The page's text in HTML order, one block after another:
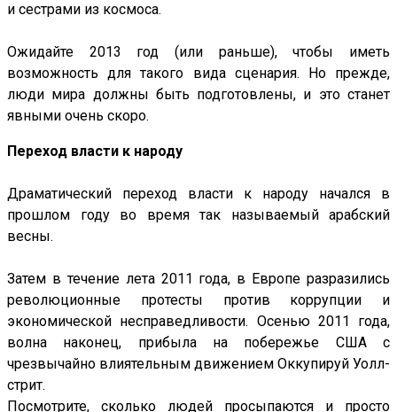
и сестрами из космоса.
Ожидайте 2013 год (или раньше), чтобы иметь
возможность для такого вида сценария. Но прежде,
люди мира должны быть подготовлены, и это станет
явными очень скоро.
Переход власти к народу
Драматический переход власти к народу начался в
прошлом году во время так называемый арабский
весны.
Затем в течение лета 2011 года, в Европе разразились
революционные протесты против коррупции и
экономической несправедливости. Осенью 2011 года,
волна наконец, прибыла на побережье США с
чрезвычайно влиятельным движением Оккупируй Уолл-
стрит.
Посмотрите, сколько людей просыпаются и просто